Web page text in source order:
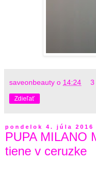
saveonbeauty o 14:24 3
Zdieľať
pondelok 4. júla 2016
PUPA MILANO
tiene v ceruzke